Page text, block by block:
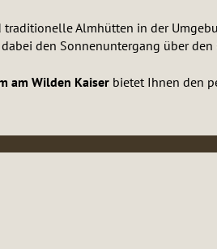
Almhütten in der
den Sonnenuntergang über den
am Wilden Kaiser bietet Ihnen den